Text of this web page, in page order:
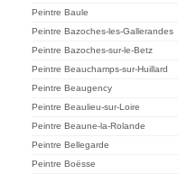
Peintre Baule
Peintre Bazoches-les-Gallerandes
Peintre Bazoches-sur-le-Betz
Peintre Beauchamps-sur-Huillard
Peintre Beaugency
Peintre Beaulieu-sur-Loire
Peintre Beaune-la-Rolande
Peintre Bellegarde
Peintre Boësse